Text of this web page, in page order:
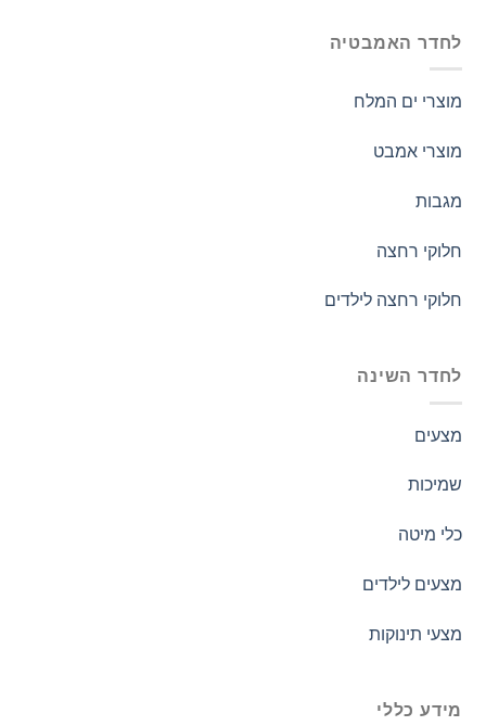
לחדר האמבטיה
מוצרי ים המלח
מוצרי אמבט
מגבות
חלוקי רחצה
חלוקי רחצה לילדים
לחדר השינה
מצעים
שמיכות
כלי מיטה
מצעים לילדים
מצעי תינוקות
מידע כללי